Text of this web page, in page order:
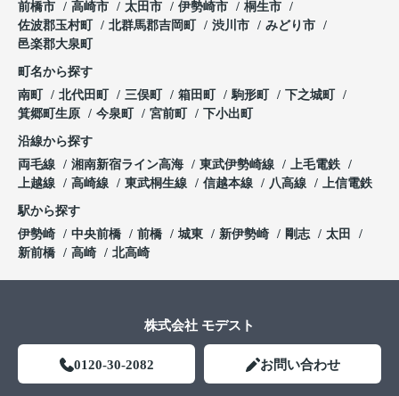
前橋市
高崎市 太田市 伊勢崎市
桐生市
佐波郡玉村町
北群馬郡吉岡町 渋川市
みどり市
邑楽郡大泉町
町名から探す
南町
北代田町 三俣町 箱田町 駒形町
下之城町
箕郷町生原
今泉町 宮前町 下小出町
沿線から探す
両毛線
湘南新宿ライン高海 東武伊勢崎線
上毛電鉄
上越線
高崎線 東武桐生線 信越本線 八高線 上信電鉄
駅から探す
伊勢崎
中央前橋 前橋 城東 新伊勢崎 剛志
太田
新前橋
高崎 北高崎
株式会社 モデスト
0120-30-2082 お問い合わせ